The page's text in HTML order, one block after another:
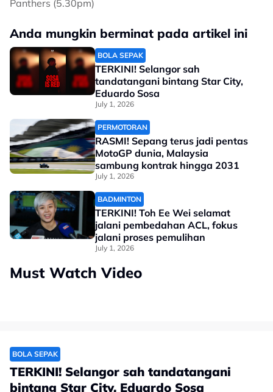
Panthers (5.30pm)
Anda mungkin berminat pada artikel ini
BOLA SEPAK
TERKINI! Selangor sah
tandatangani bintang Star City,
Eduardo Sosa
July 1, 2026
PERMOTORAN
RASMI! Sepang terus jadi pentas
MotoGP dunia, Malaysia
sambung kontrak hingga 2031
July 1, 2026
BADMINTON
TERKINI! Toh Ee Wei selamat
jalani pembedahan ACL, fokus
jalani proses pemulihan
July 1, 2026
Must Watch Video
BOLA SEPAK
TERKINI! Selangor sah tandatangani
bintang Star City, Eduardo Sosa